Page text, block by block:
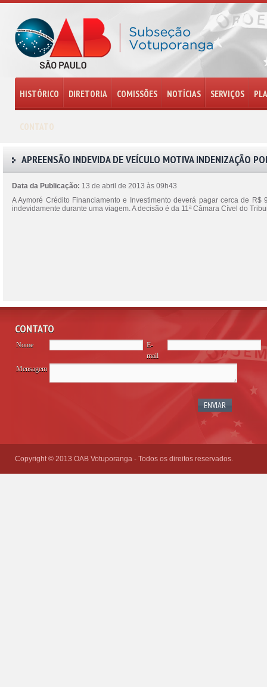
HISTÓRICO DIRETORIA COMISSÕES NOTÍCIAS SERVIÇOS
CONTATO
APREENSÃO INDEVIDA DE VEÍCULO MOTIVA INDENIZAÇÃO
Data da Publicação: 13 de abril de 2013 às 09h43
A Aymoré Crédito Financiamento e Investimento deverá pagar cerca de
indevidamente durante uma viagem. A decisão é da 11ª Câmara Cível do
CONTATO
Nome
E-
mail
Mensagem
Copyright © 2013 OAB Votuporanga - Todos os direitos reservados.